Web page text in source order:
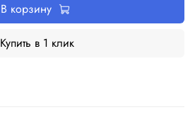
В корзину
Купить в 1 клик